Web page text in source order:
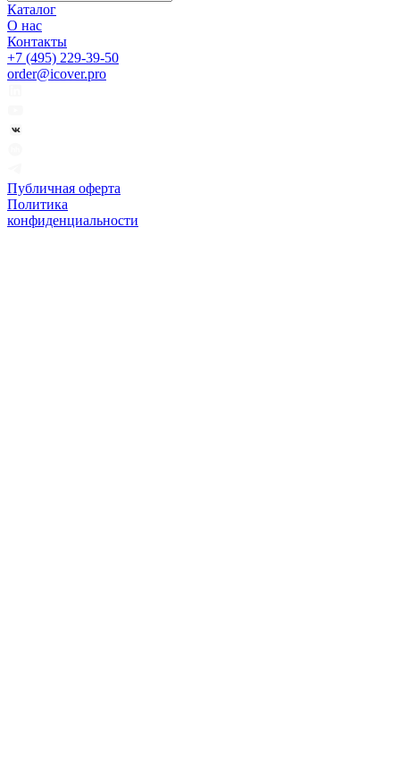
Каталог
О нас
Контакты
+7 (495) 229-39-50
order@icover.pro
Публичная оферта
Политика
конфиденциальности